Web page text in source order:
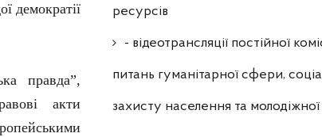
ресурсів
- відеотрансляції постійної
питань гуманітарної сфери,
захисту населення та молодіжної
демократії
правда”,
акти